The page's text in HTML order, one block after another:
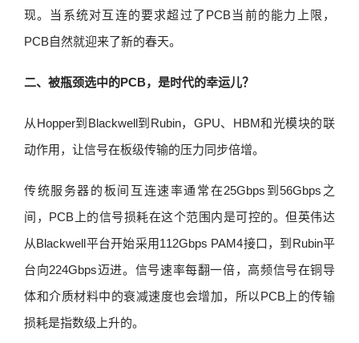
现。当系统对互连的要求超过了PCB当前的能力上限，
PCB自然就迎来了新的春天。
二、被瓶颈选中的PCB，是时代的幸运儿？
从Hopper到Blackwell到Rubin，GPU、HBM和光模块的联
动作用，让信号在板级传输的压力同步倍增。
传统服务器的板间互连速率通常在25Gbps到56Gbps之
间，PCB上的信号损耗在这个范围内是可控的。但英伟达
从Blackwell平台开始采用112Gbps PAM4接口，到Rubin平
台向224Gbps迈进。信号速率每翻一倍，高频信号在铜导
体和介质材料中的衰减速度也会增加，所以PCB上的传输
损耗是指数级上升的。